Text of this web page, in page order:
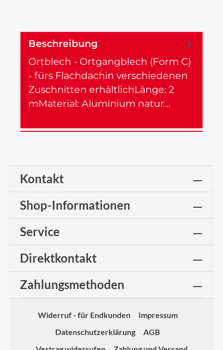
Beschreibung
Ortblech - Ortgangblech (Form C)
- fürs Flachdachin verschiedenen
Zuschnitten erhältlichLänge: 2
mMaterial: Aluminium natur…
Kontakt
Shop-Informationen
Service
Direktkontakt
Zahlungsmethoden
Widerruf - für Endkunden
Impressum
Datenschutzerklärung
AGB